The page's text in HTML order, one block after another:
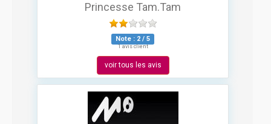
Princesse Tam.Tam
Note : 2 / 5
1 avis client
voir tous les avis